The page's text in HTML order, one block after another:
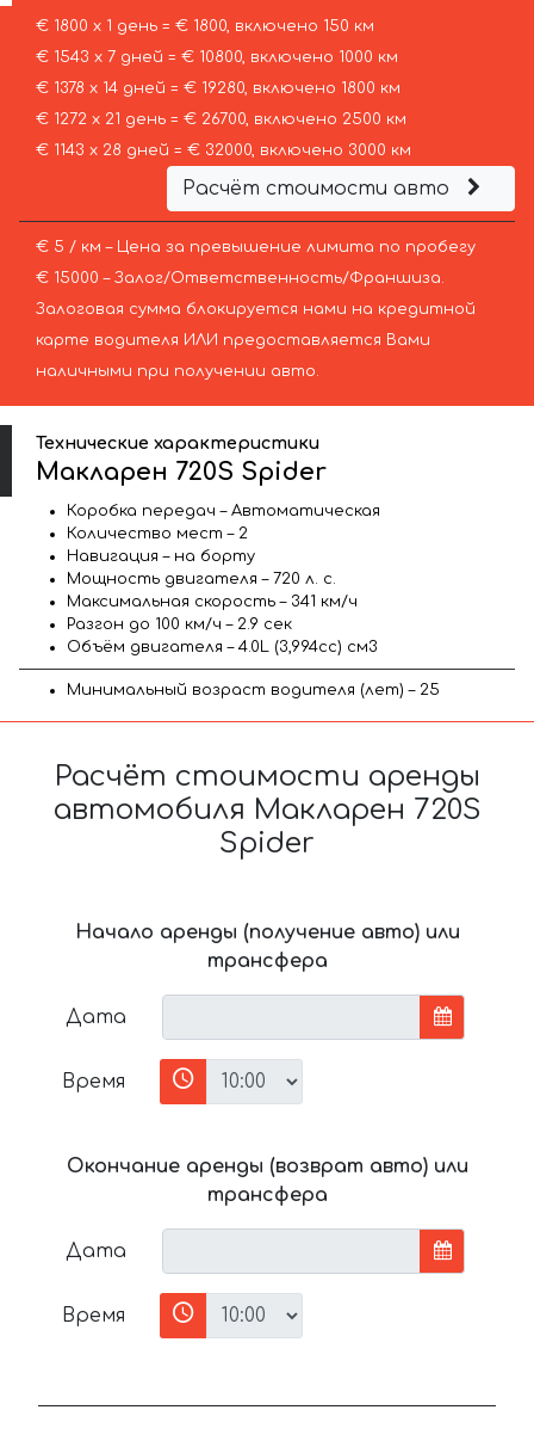
€ 1800 х 1 день = € 1800, включено 150 км
€ 1543 х 7 дней = € 10800, включено 1000 км
€ 1378 х 14 дней = € 19280, включено 1800 км
€ 1272 х 21 день = € 26700, включено 2500 км
€ 1143 х 28 дней = € 32000, включено 3000 км
Расчёт стоимости авто
€ 5 / км – Цена за превышение лимита по пробегу
€ 15000 – Залог/Ответственность/Франшиза.
Залоговая сумма блокируется нами на кредитной
карте водителя ИЛИ предоставляется Вами
наличными при получении авто.
Технические характеристики
Макларен 720S Spider
Коробка передач – Автоматическая
Количество мест – 2
Навигация – на борту
Мощность двигателя – 720 л. с.
Максимальная скорость – 341 км/ч
Разгон до 100 км/ч – 2.9 сек
Объём двигателя – 4.0L (3,994cc) см3
Минимальный возраст водителя (лет) – 25
Расчёт стоимости аренды
автомобиля Макларен 720S
Spider
Начало аренды (получение авто) или
трансфера
Дата
Время
Окончание аренды (возврат авто) или
трансфера
Дата
Время